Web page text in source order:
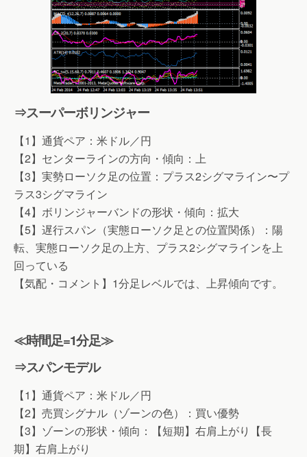
⇒スーパーボリンジャー
【1】通貨ペア：米ドル／円
【2】センターラインの方向・傾向：上
【3】実勢ローソク足の位置：プラス2シグマライン〜プ
ラス3シグマライン
【4】ボリンジャーバンドの形状・傾向：拡大
【5】遅行スパン（実態ローソク足との位置関係）：陽
転、実態ローソク足の上方、プラス2シグマラインを上
回っている
【気配・コメント】1分足レベルでは、上昇傾向です。
≪時間足=1分足≫
⇒スパンモデル
【1】通貨ペア：米ドル／円
【2】売買シグナル（ゾーンの色）：買い優勢
【3】ゾーンの形状・傾向：【短期】右肩上がり【長
期】右肩上がり